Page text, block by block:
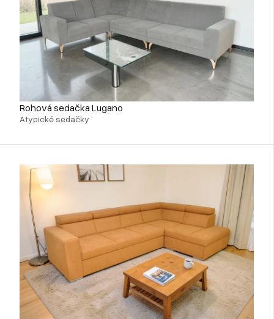
Rohová sedačka Lugano
Atypické sedačky